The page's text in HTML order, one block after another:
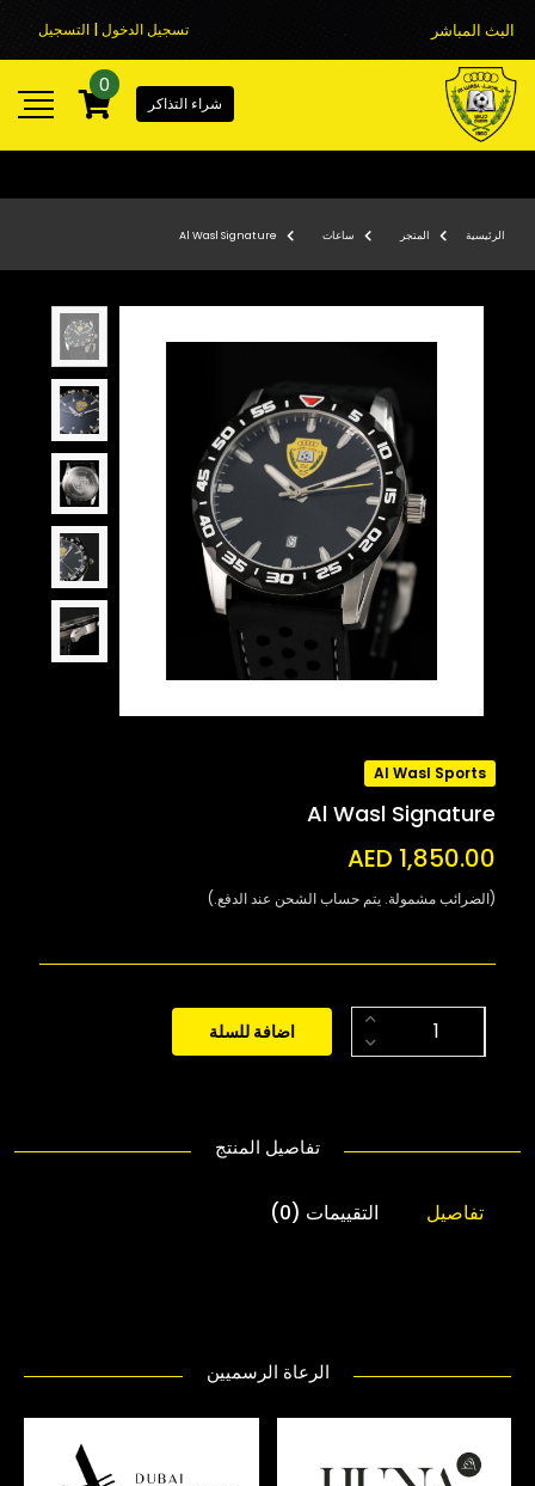
البث المباشر تسجيل الدخول | التسجيل
شراء التذاكر
0
الرئيسية المتجر ساعات Al Wasl Signature
Al Wasl Sports
Al Wasl Signature
AED 1,850.00
(الضرائب مشمولة. يتم حساب الشحن عند الدفع.)
اضافة للسلة
تفاصيل المنتج
تفاصيل التقييمات (0)
الرعاة الرسميين